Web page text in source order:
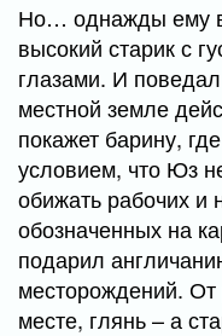
Но… однажды ему
высокий старик с
глазами. И поведал
местной земле
покажет барину,
условием, что Юз
обижать рабочих и
обозначенных на
подарил
месторождений.
месте, глянь – а